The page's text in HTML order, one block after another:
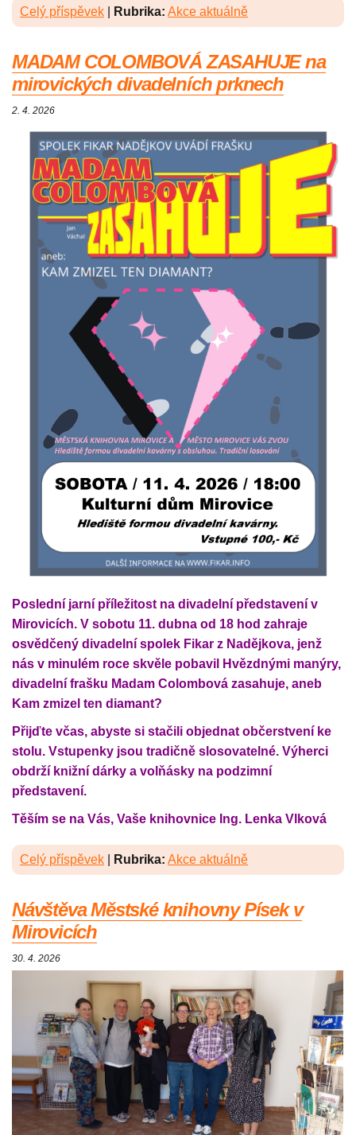
Celý příspěvek Rubrika: Akce aktuálně
MADAM COLOMBOVÁ ZASAHUJE na
mirovických divadelních prknech
2. 4. 2026
Poslední jarní příležitost na divadelní představení v
Mirovicích. V sobotu 11. dubna od 18 hod zahraje
osvědčený divadelní spolek Fikar z Nadějkova, jenž
nás v minulém roce skvěle pobavil Hvězdnými manýry,
divadelní frašku Madam Colombová zasahuje, aneb
Kam zmizel ten diamant?
Přijďte včas, abyste si stačili objednat občerstvení ke
stolu. Vstupenky jsou tradičně slosovatelné. Výherci
obdrží knižní dárky a volňásky na podzimní
představení.
Těším se na Vás, Vaše knihovnice Ing. Lenka Vlková
Celý příspěvek Rubrika: Akce aktuálně
Návštěva Městské knihovny Písek v
Mirovicích
30. 4. 2026